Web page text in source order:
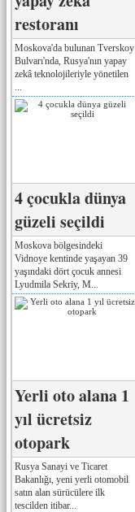
restoranı
Moskova'da bulunan Tverskoy
Bulvarı'nda, Rusya'nın yapay
zekâ teknolojileriyle yönetilen
4 çocukla dünya
güzeli seçildi
Moskova bölgesindeki
Vidnoye kentinde yaşayan 39
yaşındaki dört çocuk annesi
Lyudmila Sekriy, M...
Yerli oto alana 1
yıl ücretsiz
otopark
Rusya Sanayi ve Ticaret
Bakanlığı, yeni yerli otomobil
satın alan sürücülere ilk
tescilden itibar...